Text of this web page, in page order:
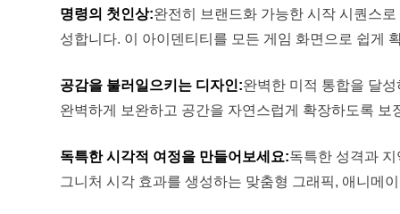
명령의 첫인상:완전히 브랜드화 가능한 시작 시퀀스
성합니다. 이 아이덴티티를 모든 게임 화면으로 쉽게
공감을 불러일으키는 디자인:완벽한 미적 통합을 달
완벽하게 보완하고 공간을 자연스럽게 확장하도록 보
독특한 시각적 여정을 만들어보세요:독특한 성격과
그니처 시각 효과를 생성하는 맞춤형 그래픽, 애니메